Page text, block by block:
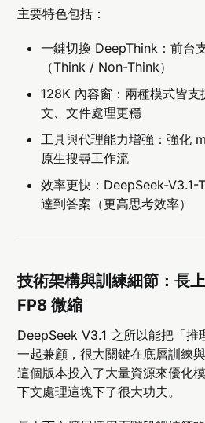
主要特色包括：
一鍵切換 DeepThink：前台
（Think / Non-Think）
128K 內容窗：兩種模式皆
文、文件處理更穩
工具與代理能力增強：強化
原生搜尋工作流
效率更快：DeepSeek-
達到答案（更高思考效率）
技術架構與訓練細節：長
FP8 微縮
DeepSeek V3.1 之所以能把「推
一起兼顧，很大關鍵在底層訓練
這個版本投入了大量資源來優化
下文處理這塊下了很大功夫。